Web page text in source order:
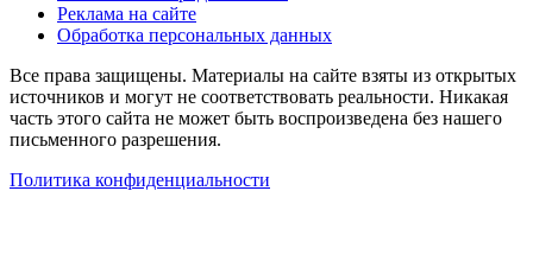
Реклама на сайте
Обработка персональных данных
Все права защищены. Материалы на сайте взяты из открытых
источников и могут не соответствовать реальности. Никакая
часть этого сайта не может быть воспроизведена без нашего
письменного разрешения.
Политика конфиденциальности